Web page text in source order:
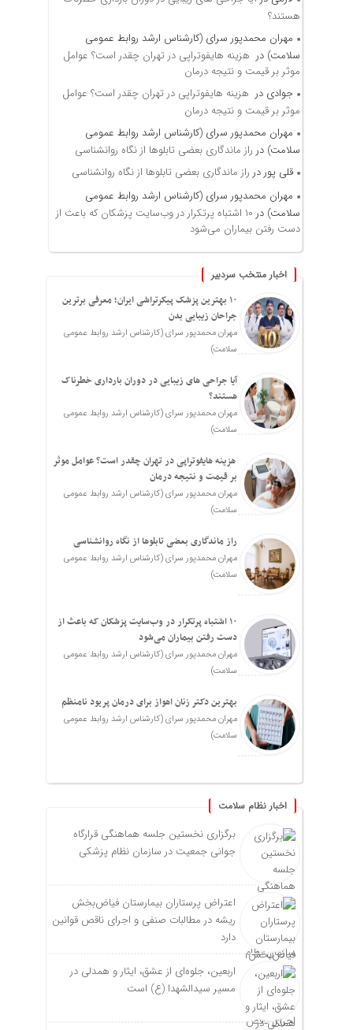
هستند؟
مهران محمدپور سرای (کارشناس ارشد روابط عمومی
سلامت) در هزینه هایفوتراپی در تهران چقدر است؟ عوامل
موثر بر قیمت و نتیجه درمان
جوادی در هزینه هایفوتراپی در تهران چقدر است؟ عوامل
موثر بر قیمت و نتیجه درمان
مهران محمدپور سرای (کارشناس ارشد روابط عمومی
سلامت) در راز ماندگاری بعضی تابلوها از نگاه روانشناسی
قلی پور در راز ماندگاری بعضی تابلوها از نگاه روانشناسی
مهران محمدپور سرای (کارشناس ارشد روابط عمومی
سلامت) در
۱۰ اشتباه پرتکرار در وب‌سایت پزشکان که باعث از
دست رفتن بیماران می‌شود
اخبار منتخب سردبیر
۱۰ بهترین پزشک پیکرتراشی ایران؛ معرفی برترین
جراحان زیبایی بدن
مهران محمدپور سرای (کارشناس ارشد روابط عمومی
سلامت)
آیا جراحی های زیبایی در دوران بارداری خطرناک
هستند؟
مهران محمدپور سرای (کارشناس ارشد روابط عمومی
سلامت)
هزینه هایفوتراپی در تهران چقدر است؟ عوامل موثر
بر قیمت و نتیجه درمان
مهران محمدپور سرای (کارشناس ارشد روابط عمومی
سلامت)
راز ماندگاری بعضی تابلوها از نگاه روانشناسی
مهران محمدپور سرای (کارشناس ارشد روابط عمومی
سلامت)
۱۰ اشتباه پرتکرار در وب‌سایت پزشکان که باعث از
دست رفتن بیماران می‌شود
مهران محمدپور سرای (کارشناس ارشد روابط عمومی
سلامت)
بهترین دکتر زنان اهواز برای درمان پریود نامنظم
مهران محمدپور سرای (کارشناس ارشد روابط عمومی
سلامت)
اخبار نظام سلامت
برگزاری نخستین جلسه هماهنگی قرارگاه
جوانی جمعیت در سازمان نظام پزشکی
اعتراض پرستاران بیمارستان فیاض‌بخش
ریشه در مطالبات صنفی و اجرای ناقص قوانین
دارد
اربعین، جلوه‌ای از عشق، ایثار و همدلی در
مسیر سیدالشهدا (ع) است